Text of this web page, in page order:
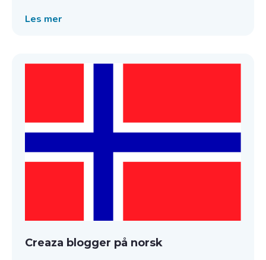
Les mer
Creaza blogger på norsk